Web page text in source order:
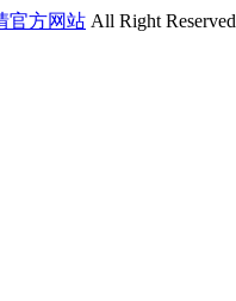
官方网站 All Right